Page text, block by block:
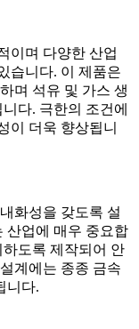
이며 다양한 산업
습니다. 이 제품은
며 석유 및 가스 생
다. 극한의 조건에
이 더욱 향상됩니
화성을 갖도록 설
산업에 매우 중요합
도록 제작되어 안
계에는 종종 금속
니다.